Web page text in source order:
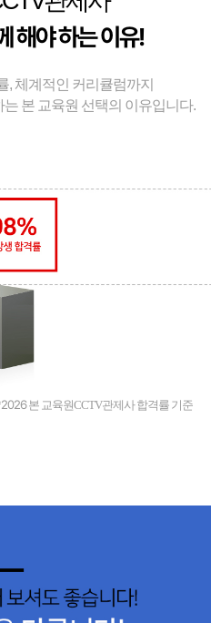
해야 하는 이유!
, 체계적인 커리큘럼까지
본 교육원 선택의 이유입니다.
2026본 교육원CCTV관제사 합격률 기준